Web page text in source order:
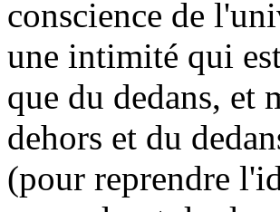
conscience de
une intimité qui
que du dedans, et
dehors et du
(pour reprendre